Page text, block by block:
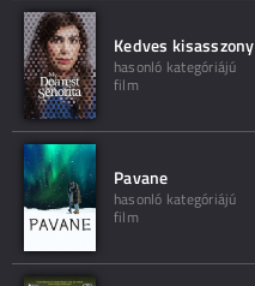
Kedves kisasszony
hasonló kategóriájú
film
Pavane
hasonló kategóriájú
film